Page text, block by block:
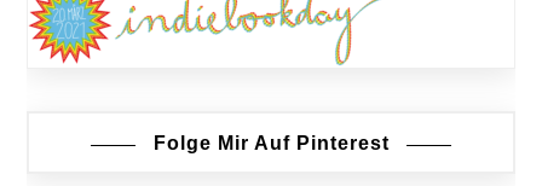
Folge Mir Auf Pinterest